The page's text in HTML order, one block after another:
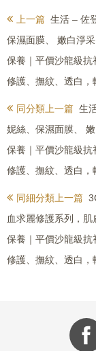
上一篇 生活 – 佐
保濕面膜、 嫩白淨
保養｜平價沙龍級抗
修護、撫紋、透白
同分類上一篇 生
妮絲、保濕面膜、
保養｜平價沙龍級抗
修護、撫紋、透白
同細分類上一篇
血求麗修護系列，肌
保養｜平價沙龍級抗
修護、撫紋、透白